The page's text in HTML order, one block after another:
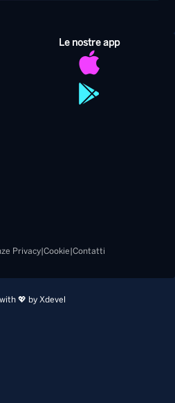
Le nostre app
Privacy| Cookie Contatti
💖 by Xdevel